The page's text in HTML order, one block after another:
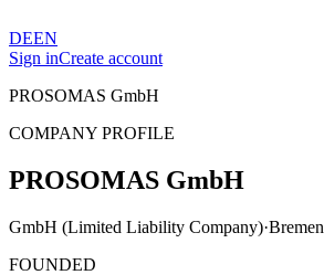
DEEN
Sign inCreate account
PROSOMAS GmbH
COMPANY PROFILE
PROSOMAS GmbH
GmbH (Limited Liability Company)·Bremen
FOUNDED